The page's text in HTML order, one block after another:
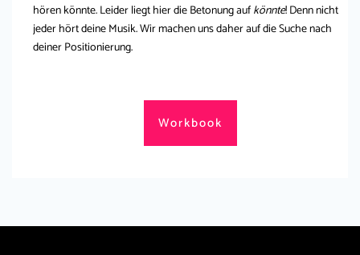
hören könnte. Leider liegt hier die Betonung aufkönnte! Denn nicht
jeder hört deine Musik. Wir machen uns daher auf die Suche nach
deiner Positionierung.
Workbook